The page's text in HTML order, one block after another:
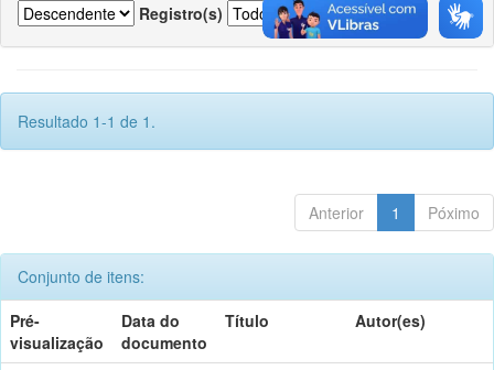
Registro(s)
Resultado 1-1 de 1.
Anterior 1 Póximo
Conjunto de itens:
Pré-
visualização
Data do
documento
Título Autor(es)